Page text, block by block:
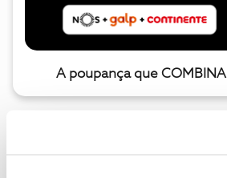
A poupança que COMBINA